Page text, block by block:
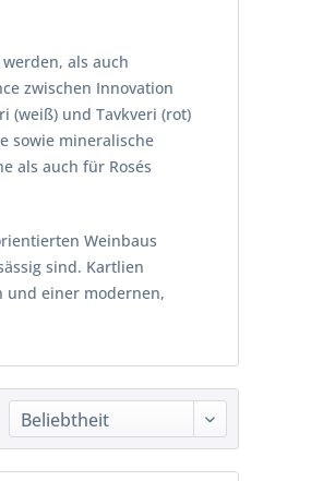
als auch
zwischen Innovation
(weiß) und Tavkveri (rot)
sowie mineralische
als auch für Rosés
Weinbaus
sind. Kartlien
und einer modernen,